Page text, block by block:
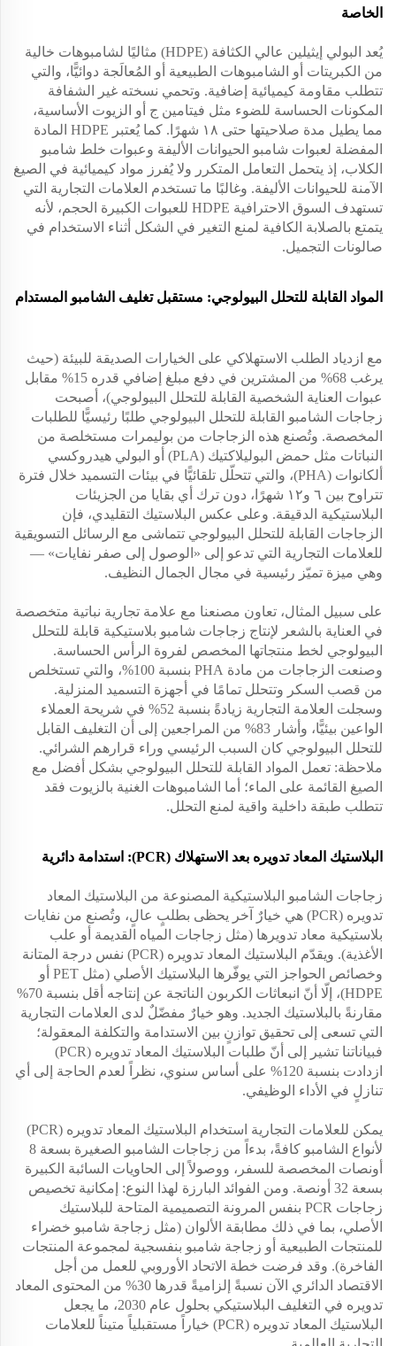
الخاصة
يُعد البولي إيثيلين عالي الكثافة (HDPE) مثاليًا لشامبوهات خالية
من الكبريتات أو الشامبوهات الطبيعية أو المُعالَجة دوائيًّا، والتي
تتطلب مقاومة كيميائية إضافية. وتحمي نسخته غير الشفافة
المكونات الحساسة للضوء مثل فيتامين ج أو الزيوت الأساسية،
مما يطيل مدة صلاحيتها حتى ١٨ شهرًا. كما يُعتبر HDPE المادة
المفضلة لعبوات شامبو الحيوانات الأليفة وعبوات خلط شامبو
الكلاب، إذ يتحمل التعامل المتكرر ولا يُفرز مواد كيميائية في الصيغ
الآمنة للحيوانات الأليفة. وغالبًا ما تستخدم العلامات التجارية التي
تستهدف السوق الاحترافية HDPE للعبوات الكبيرة الحجم، لأنه
يتمتع بالصلابة الكافية لمنع التغير في الشكل أثناء الاستخدام في
صالونات التجميل.
المواد القابلة للتحلل البيولوجي: مستقبل تغليف الشامبو المستدام
مع ازدياد الطلب الاستهلاكي على الخيارات الصديقة للبيئة (حيث
يرغب 68% من المشترين في دفع مبلغ إضافي قدره 15% مقابل
عبوات العناية الشخصية القابلة للتحلل البيولوجي)، أصبحت
زجاجات الشامبو القابلة للتحلل البيولوجي طلبًا رئيسيًّا للطلبات
المخصصة. وتُصنع هذه الزجاجات من بوليمرات مستخلصة من
النباتات مثل حمض البوليلاكتيك (PLA) أو البولي هيدروكسي
ألكانوات (PHA)، والتي تتحلّل تلقائيًّا في بيئات التسميد خلال فترة
تتراوح بين ٦ و١٢ شهرًا، دون ترك أي بقايا من الجزيئات
البلاستيكية الدقيقة. وعلى عكس البلاستيك التقليدي، فإن
الزجاجات القابلة للتحلل البيولوجي تتماشى مع الرسائل التسويقية
للعلامات التجارية التي تدعو إلى «الوصول إلى صفر نفايات» —
وهي ميزة تميّز رئيسية في مجال الجمال النظيف.
على سبيل المثال، تعاون مصنعنا مع علامة تجارية نباتية متخصصة
في العناية بالشعر لإنتاج زجاجات شامبو بلاستيكية قابلة للتحلل
البيولوجي لخط منتجاتها المخصص لفروة الرأس الحساسة.
وصنعت الزجاجات من مادة PHA بنسبة 100%، والتي تستخلص
من قصب السكر وتتحلل تمامًا في أجهزة التسميد المنزلية.
وسجلت العلامة التجارية زيادةً بنسبة 52% في شريحة العملاء
الواعين بيئيًّا، وأشار 83% من المراجعين إلى أن التغليف القابل
للتحلل البيولوجي كان السبب الرئيسي وراء قرارهم الشرائي.
ملاحظة: تعمل المواد القابلة للتحلل البيولوجي بشكل أفضل مع
الصيغ القائمة على الماء؛ أما الشامبوهات الغنية بالزيوت فقد
تتطلب طبقة داخلية واقية لمنع التحلل.
البلاستيك المعاد تدويره بعد الاستهلاك (PCR): استدامة دائرية
زجاجات الشامبو البلاستيكية المصنوعة من البلاستيك المعاد
تدويره (PCR) هي خيارٌ آخر يحظى بطلبٍ عالٍ، وتُصنع من نفايات
بلاستيكية معاد تدويرها (مثل زجاجات المياه القديمة أو علب
الأغذية). ويقدّم البلاستيك المعاد تدويره (PCR) نفس درجة المتانة
وخصائص الحواجز التي يوفّرها البلاستيك الأصلي (مثل PET أو
HDPE)، إلّا أنّ انبعاثات الكربون الناتجة عن إنتاجه أقل بنسبة 70%
مقارنةً بالبلاستيك الجديد. وهو خيارٌ مفضّلٌ لدى العلامات التجارية
التي تسعى إلى تحقيق توازنٍ بين الاستدامة والتكلفة المعقولة؛
فبياناتنا تشير إلى أنّ طلبات البلاستيك المعاد تدويره (PCR)
ازدادت بنسبة 120% على أساس سنوي، نظراً لعدم الحاجة إلى أي
تنازلٍ في الأداء الوظيفي.
يمكن للعلامات التجارية استخدام البلاستيك المعاد تدويره (PCR)
لأنواع الشامبو كافةً، بدءاً من زجاجات الشامبو الصغيرة بسعة 8
أونصات المخصصة للسفر، ووصولاً إلى الحاويات السائبة الكبيرة
بسعة 32 أونصة. ومن الفوائد البارزة لهذا النوع: إمكانية تخصيص
زجاجات PCR بنفس المرونة التصميمية المتاحة للبلاستيك
الأصلي، بما في ذلك مطابقة الألوان (مثل زجاجة شامبو خضراء
للمنتجات الطبيعية أو زجاجة شامبو بنفسجية لمجموعة المنتجات
الفاخرة). وقد فرضت خطة الاتحاد الأوروبي للعمل من أجل
الاقتصاد الدائري الآن نسبةً إلزاميةً قدرها 30% من المحتوى المعاد
تدويره في التغليف البلاستيكي بحلول عام 2030، ما يجعل
البلاستيك المعاد تدويره (PCR) خياراً مستقبلياً متيناً للعلامات